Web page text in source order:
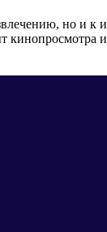
но и